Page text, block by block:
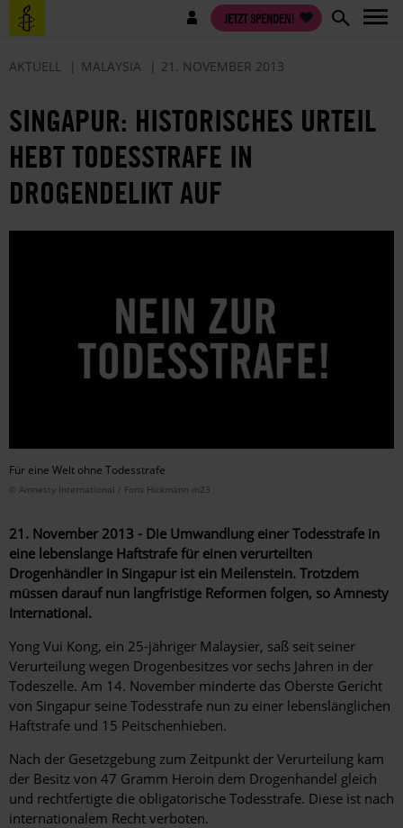
Direkt
zum
Benutzermenü JETZT SPENDEN!
AKTUELL MALAYSIA 21. NOVEMBER 2013
SINGAPUR: HISTORISCHES URTEIL
HEBT TODESSTRAFE IN
DROGENDELIKT AUF
Für eine Welt ohne Todesstrafe
© Amnesty International / Fons Hickmann m23
21. November 2013 - Die Umwandlung einer Todesstrafe in
eine lebenslange Haftstrafe für einen verurteilten
Drogenhändler in Singapur ist ein Meilenstein. Trotzdem
müssen darauf nun langfristige Reformen folgen, so Amnesty
International.
Yong Vui Kong, ein 25-jähriger Malaysier, saß seit seiner
Verurteilung wegen Drogenbesitzes vor sechs Jahren in der
Todeszelle. Am 14. November minderte das Oberste Gericht
von Singapur seine Todesstrafe nun zu einer lebenslänglichen
Haftstrafe und 15 Peitschenhieben.
Nach der Gesetzgebung zum Zeitpunkt der Verurteilung kam
der Besitz von 47 Gramm Heroin dem Drogenhandel gleich
und rechtfertigte die obligatorische Todesstrafe. Diese ist nach
internationalem Recht verboten.